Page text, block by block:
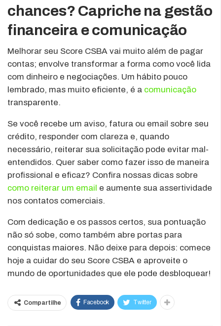
chances? Capriche na gestão
financeira e comunicação
Melhorar seu Score CSBA vai muito além de pagar
contas; envolve transformar a forma como você lida
com dinheiro e negociações. Um hábito pouco
lembrado, mas muito eficiente, é a comunicação
transparente.
Se você recebe um aviso, fatura ou email sobre seu
crédito, responder com clareza e, quando
necessário, reiterar sua solicitação pode evitar mal-
entendidos. Quer saber como fazer isso de maneira
profissional e eficaz? Confira nossas dicas sobre
como reiterar um email e aumente sua assertividade
nos contatos comerciais.
Com dedicação e os passos certos, sua pontuação
não só sobe, como também abre portas para
conquistas maiores. Não deixe para depois: comece
hoje a cuidar do seu Score CSBA e aproveite o
mundo de oportunidades que ele pode desbloquear!
Compartilhe Facebook Twitter